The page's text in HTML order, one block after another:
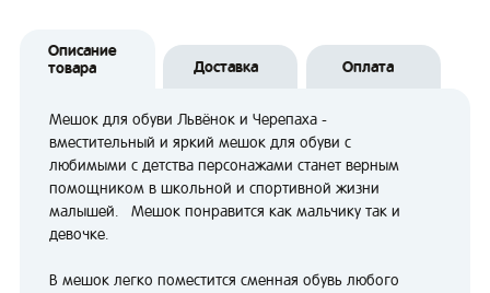
Описание
товара
Доставка Оплата
Мешок для обуви Львёнок и Черепаха -
вместительный и яркий мешок для обуви с
любимыми с детства персонажами станет верным
помощником в школьной и спортивной жизни
малышей. Мешок понравится как мальчику так и
девочке.
В мешок легко поместится сменная обувь любого